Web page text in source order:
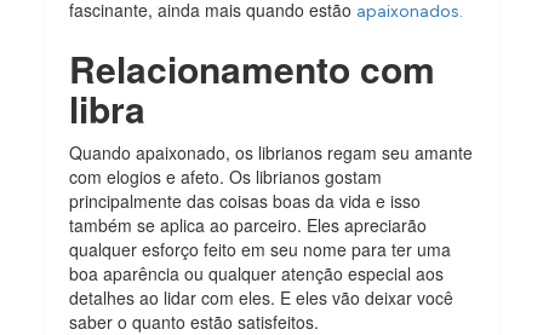
fascinante, ainda mais quando estão apaixonados.
Relacionamento com
libra
Quando apaixonado, os librianos regam seu amante
com elogios e afeto. Os librianos gostam
principalmente das coisas boas da vida e isso
também se aplica ao parceiro. Eles apreciarão
qualquer esforço feito em seu nome para ter uma
boa aparência ou qualquer atenção especial aos
detalhes ao lidar com eles. E eles vão deixar você
saber o quanto estão satisfeitos.